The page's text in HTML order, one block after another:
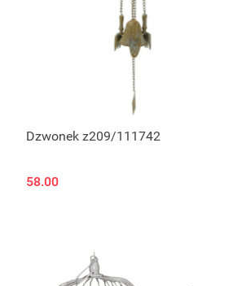
Dzwonek z209/111742
58.00